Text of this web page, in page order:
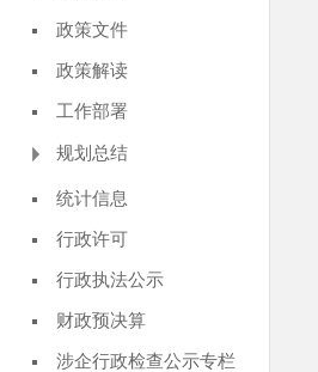
政策文件
政策解读
工作部署
规划总结
统计信息
行政许可
行政执法公示
财政预决算
涉企行政检查公示专栏